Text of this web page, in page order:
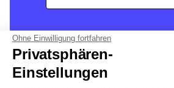
Ohne Einwilligung fortfahren
Privatsphären-
Einstellungen